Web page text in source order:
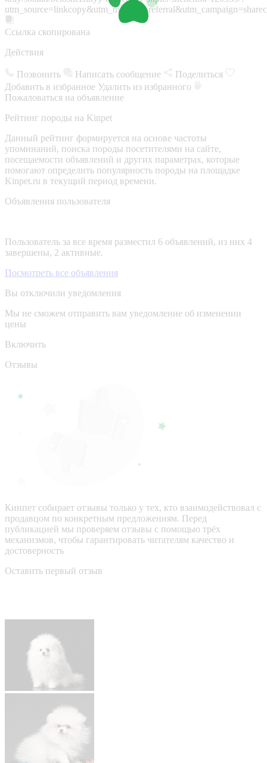
Ссылка скопирована
Действия
Позвонить Написать сообщение
Поделиться
Добавить в избранное Удалить из избранного
Пожаловаться на объявление
Рейтинг породы на Kinpet
Данный рейтинг формируется на основе частоты
упоминаний, поиска породы посетителями на сайте,
посещаемости объявлений и других параметрах, которые
помогают определить популярность породы на площадке
Kinpet.ru в текущий период времени.
Объявления пользователя
Пользователь за все время разместил 6 объявлений, из них 4
завершены, 2 активные.
Посмотреть все объявления
Вы отключили уведомления
Мы не сможем отправить вам уведомление об изменении
цены
Включить
Отзывы
Кинпет собирает отзывы только у тех, кто взаимодействовал с
продавцом по конкретным предложениям. Перед
публикацией мы проверяем отзывы с помощью трёх
механизмов, чтобы гарантировать читателям качество и
достоверность
Оставить первый отзыв